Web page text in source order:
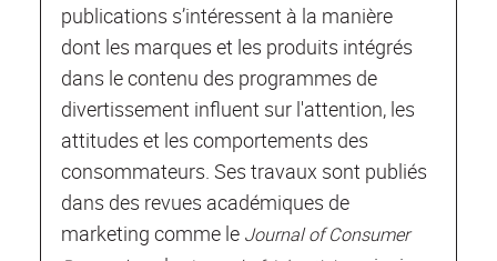
publications s’intéressent à la manière
dont les marques et les produits intégrés
dans le contenu des programmes de
divertissement influent sur l'attention, les
attitudes et les comportements des
consommateurs. Ses travaux sont publiés
dans des revues académiques de
marketing comme le Journal of Consumer